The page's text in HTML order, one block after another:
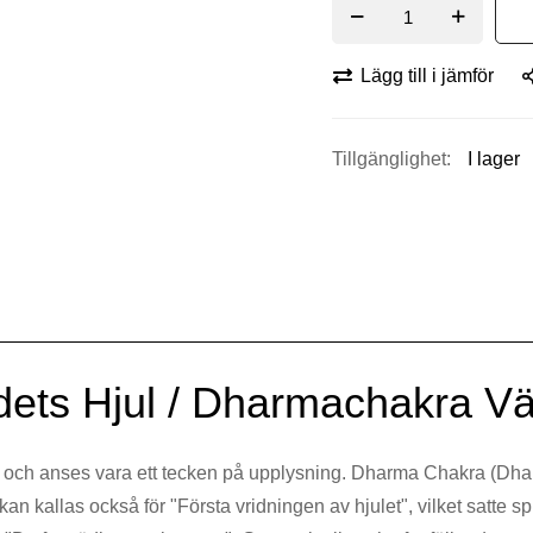
Lägg till i jämför
I lager
Hjul / Dharmachakra
anses vara ett tecken på upplysning. Dharma Chakra
kallas också för "Första vridningen av hjulet", vilket satte